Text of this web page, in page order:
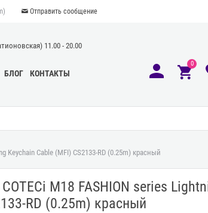
Отправить сообщение
11.00 - 20.00
БЛОГ КОНТАКТЫ
0
Keychain Cable (MFI) CS2133-RD (0.25m) красный
M18 FASHION series
RD (0.25m) красный